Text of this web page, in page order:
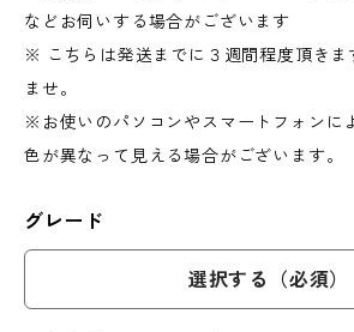
などお伺いする場合がございます
※ こちらは発送までに３週間程度頂きま
ませ。
※お使いのパソコンやスマートフォンに
色が異なって見える場合がございます。
グレード
選択する（必須）